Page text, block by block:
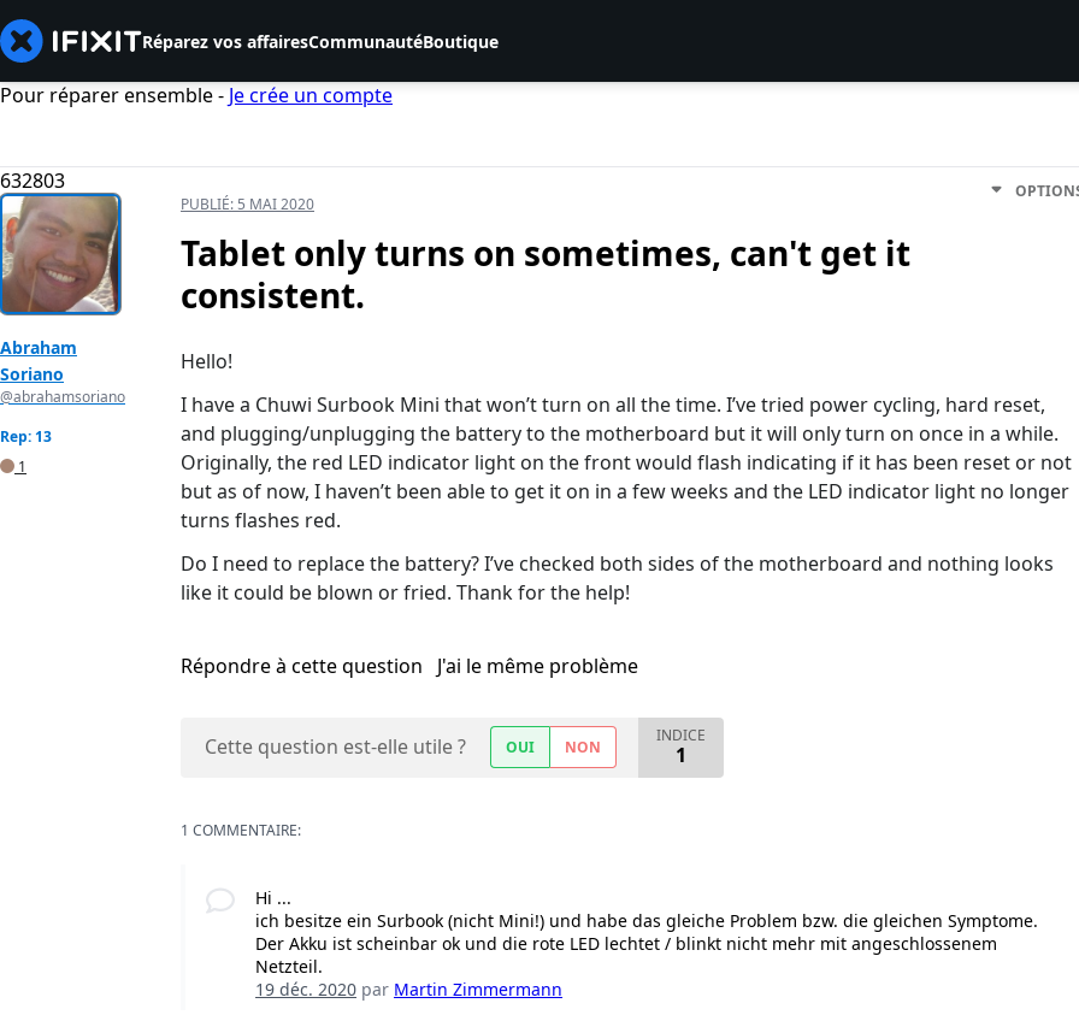
Réparez vos affairesCommunautéBoutique
Pour réparer ensemble - Je crée un compte
632803
Abraham
Soriano
@abrahamsoriano
Rep: 13
1
PUBLIÉ: 5 MAI 2020
Tablet only turns on sometimes, can't get it
consistent.
Hello!
I have a Chuwi Surbook Mini that won’t turn on all the time. I’ve tried power cycling, hard reset,
and plugging/unplugging the battery to the motherboard but it will only turn on once in a while.
Originally, the red LED indicator light on the front would flash indicating if it has been reset or not
but as of now, I haven’t been able to get it on in a few weeks and the LED indicator light no longer
turns flashes red.
Do I need to replace the battery? I’ve checked both sides of the motherboard and nothing looks
like it could be blown or fried. Thank for the help!
Répondre à cette question J'ai le même problème
Cette question est-elle utile ? OUI NON
INDICE
1
1 COMMENTAIRE:
Hi ...
ich besitze ein Surbook (nicht Mini!) und habe das gleiche Problem bzw. die gleichen Symptome.
Der Akku ist scheinbar ok und die rote LED lechtet / blinkt nicht mehr mit angeschlossenem
Netzteil.
19 déc. 2020 par Martin Zimmermann